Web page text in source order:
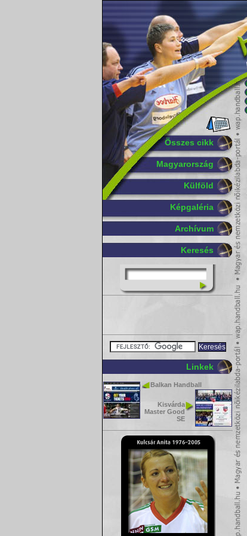
Összes cikk
Magyarország
Külföld
Képgaléria
Archívum
Keresés
Linkek
Balkan Handball
Kisvárda
Master Good
SE